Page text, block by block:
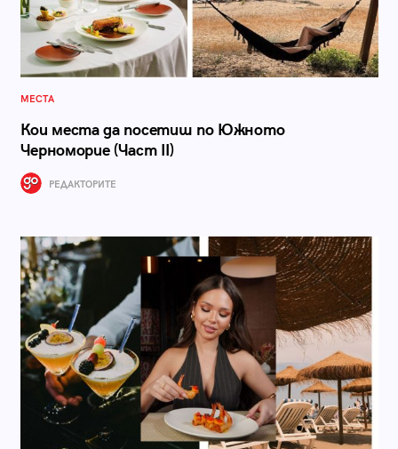
МЕСТА
Кои места да посетиш по Южното
Черноморие (Част II)
РЕДАКТОРИТЕ